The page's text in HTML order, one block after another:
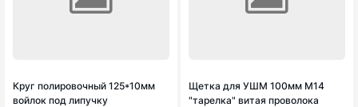
Круг полировочный 125*10мм
войлок под липучку
Щетка для УШМ 100мм М14
"тарелка" витая проволока